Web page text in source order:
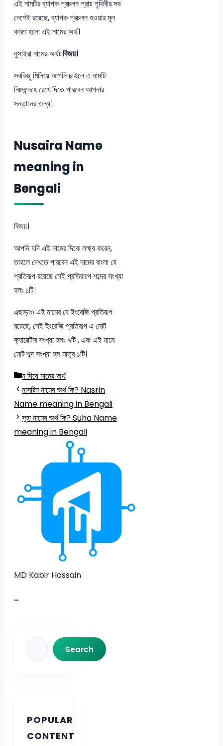
এই নামটির ব্যাপক প্রচলন প্রায় পৃথিবীর সব
দেশেই রয়েছে, ব্যাপক প্রচলন হওয়ার মূল
কারণ হলো এই নামের অর্থ।
নুসাইরা নামের অর্থঃবিজয়।
সবকিছু মিলিয়ে আপনি চাইলে এ নামটি
নিঃসন্দেহে রেখে দিতে পারবেন আপনার
সন্তানের জন্য।
Nusaira Name
meaning in
Bengali
বিজয়।
আপনি যদি এই নামের দিকে লক্ষ্য করেন,
তাহলে দেখতে পারবেন এই নামের বাংলা যে
প্রতিরূপ রয়েছে সেই প্রতিরূপে শব্দের সংখ্যা
হলঃ ১টি।
এছাড়াও এই নামের যে ইংরেজি প্রতিরূপ
রয়েছে, সেই ইংরেজি প্রতিরূপ এ মোট
ক্যারেক্টার সংখ্যা হলঃ ৭টি , এবং এই নামে
মোট শব্দ সংখ্যা হল মাত্র ১টি।
Categories
ন দিয়ে নামের অর্থ
নাসরিন নামের অর্থ কি? Nasrin
Name meaning in Bengali
সুহা নামের অর্থ কি? Suha Name
meaning in Bengali
MD Kabir Hossain
...
Search
Search
POPULAR
CONTENT